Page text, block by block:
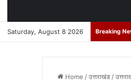
Saturday, August 8 2026 Breaking
Home /उत्तराखंड /